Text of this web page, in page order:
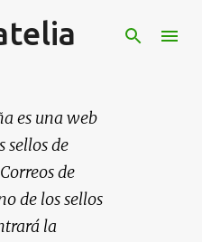
principal
es una web
sellos de
de
de los sellos
la